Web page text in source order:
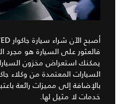
فالعثور على السيارة هو مجرد
يمكنك استعراض مخزون
السيارات المعتمدة من وكلاء
بالإضافة إلى مميزات رائعة
خدمات لا مثيل لها.